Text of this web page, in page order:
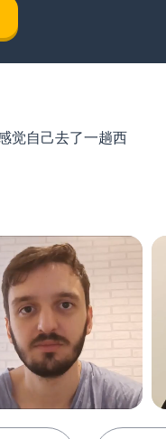
觉自己去了一趟西